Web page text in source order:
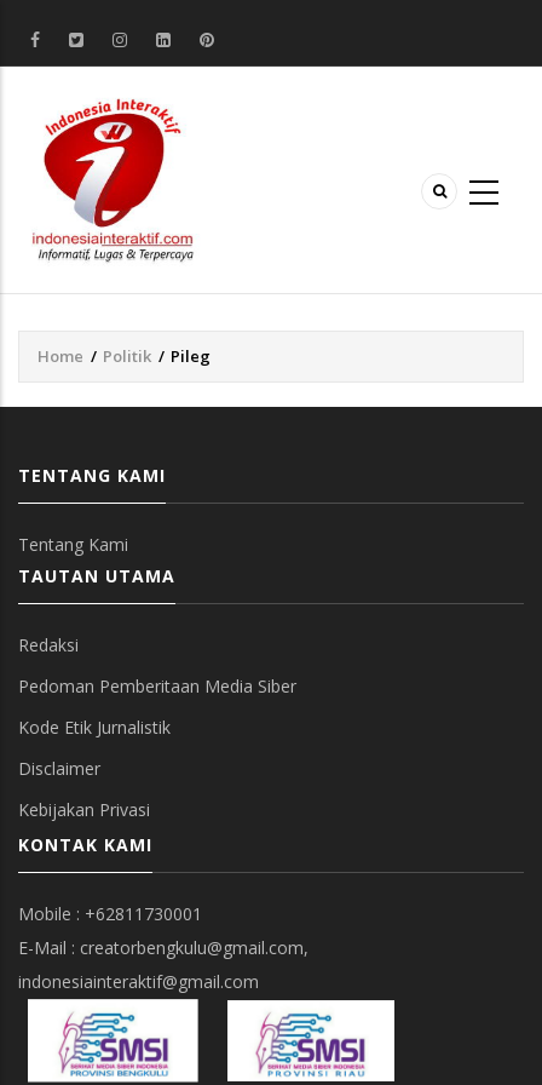
Breadcrumb
Home / Politik / Pileg
TENTANG KAMI
Tentang Kami
TAUTAN UTAMA
Redaksi
Pedoman Pemberitaan Media Siber
Kode Etik Jurnalistik
Disclaimer
Kebijakan Privasi
KONTAK KAMI
Mobile : +62811730001
E-Mail : creatorbengkulu@gmail.com,
indonesiainteraktif@gmail.com